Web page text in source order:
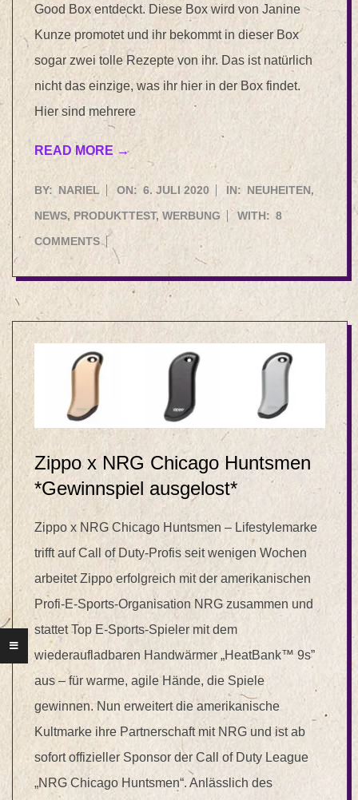
Good Box entdeckt. Diese Box wird von Janine
Kunze promotet und ihr bekommt in dieser Box
sogar zwei tolle Rezepte von ihr. Das ist natürlich
nicht das einzige, was ihr hier in der Box findet.
Hier sind mehrere
READ MORE →
2020-
07-
06
BY: NARIEL ON: 6. JULI 2020 IN: NEUHEITEN ,
NEWS, PRODUKTTEST,WERBUNG WITH: 8
COMMENTS
Zippo x NRG Chicago Huntsmen
*Gewinnspiel ausgelost*
Zippo x NRG Chicago Huntsmen – Lifestylemarke
trifft auf Call of Duty-Profis seit wenigen Wochen
arbeitet Zippo erfolgreich mit der amerikanischen
Profi-E-Sports-Organisation NRG zusammen und
stattet Top E-Sports-Spieler mit dem
wiederaufladbaren Handwärmer „HeatBank™ 9s”
aus – für warme, agile Hände, die Spiele
gewinnen. Nun erweitert die amerikanische
Kultmarke ihre Partnerschaft mit NRG und ist ab
sofort offizieller Sponsor der Call of Duty League
„NRG Chicago Huntsmen“. Anlässlich des